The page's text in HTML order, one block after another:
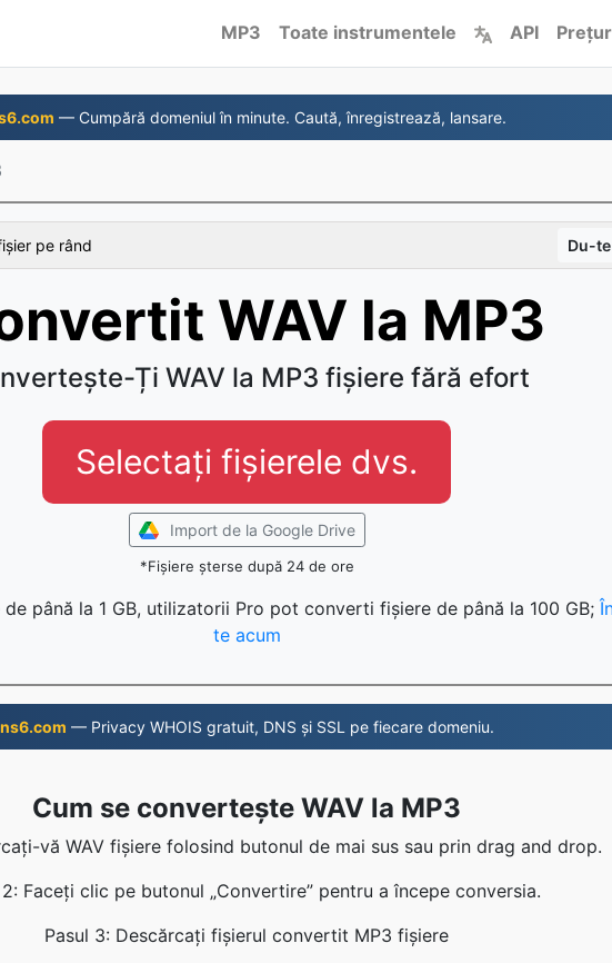
MP3 Toate instrumentele API
— Cumpără domeniul în minute. Caută, înregistrează, lansare.
pe rând Du-
WAV la MP3
Ți WAV la MP3 fișiere fără efort
Selectați fișierele dvs.
Import de la Google Drive
*Fișiere șterse după 24 de ore
până la 1 GB, utilizatorii Pro pot converti fișiere de până la 100 GB;
te acum
ns6.com — Privacy WHOIS gratuit, DNS și SSL pe fiecare domeniu.
Cum se convertește WAV la MP3
vă WAV fișiere folosind butonul de mai sus sau prin drag and drop.
2: Faceți clic pe butonul „Convertire” pentru a începe conversia.
Pasul 3: Descărcați fișierul convertit MP3 fișiere